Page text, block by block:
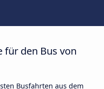
für den Bus von
Busfahrten aus dem